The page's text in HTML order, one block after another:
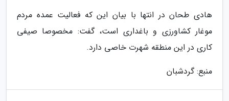
هادی طحان در انتها با بیان این که فعالیت عمده مردم
موغار کشاورزی و باغداری است، گفت: مخصوصا صیفی
کاری در این منطقه شهرت خاصی دارد.
منبع: گردشبان